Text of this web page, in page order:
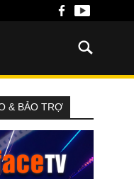
& BẢO TRỢ